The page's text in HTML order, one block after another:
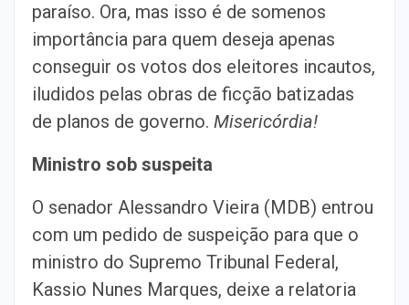
paraíso. Ora, mas isso é de somenos
importância para quem deseja apenas
conseguir os votos dos eleitores incautos,
iludidos pelas obras de ficção batizadas
de planos de governo. Misericórdia!
Ministro sob suspeita
O senador Alessandro Vieira (MDB) entrou
com um pedido de suspeição para que o
ministro do Supremo Tribunal Federal,
Kassio Nunes Marques, deixe a relatoria